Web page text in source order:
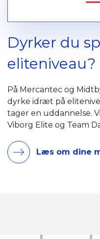
Dyrker du
eliteniveau?
På Mercantec og
dyrke idræt på
tager en uddannelse.
Viborg Elite og Team
Læs om dine